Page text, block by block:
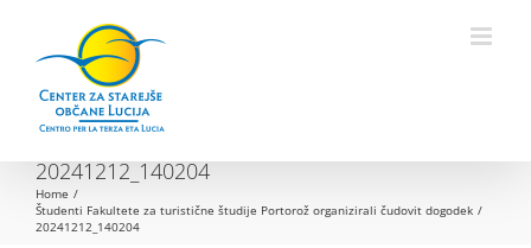
Open toolbar
content
20241212_140204
Home
Študenti Fakultete za turistične študije Portorož organizirali čudovit dogodek
20241212_140204